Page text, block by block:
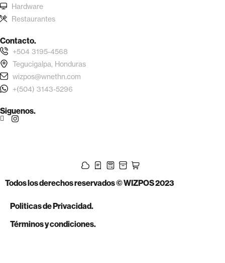
Hardware
Restaurantes
Contacto.
+504 3195-4568
Tegucigalpa, Honduras
wizpos@wnethn.com
+(504) 3143-5296
Siguenos.
Todos los derechos reservados © WIZPOS 2023
Politicas de Privacidad.
Términos y condiciones.